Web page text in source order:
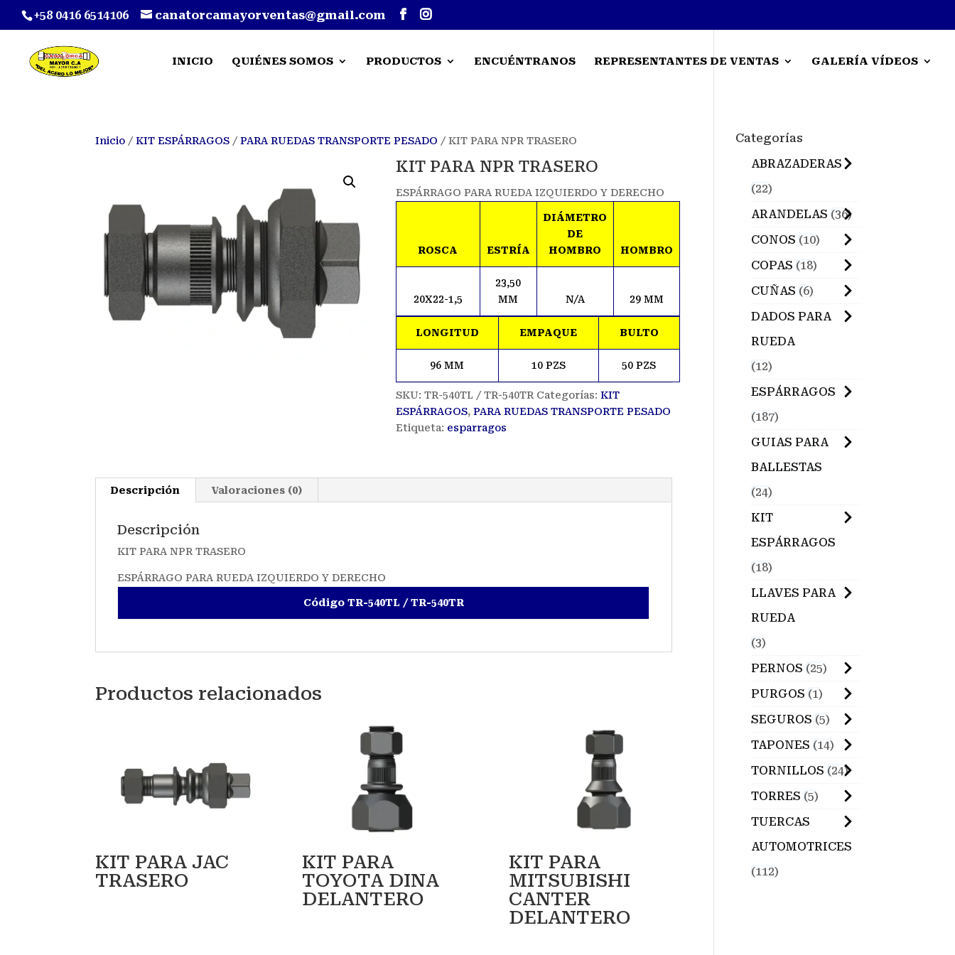
+58 0416 6514106 canatorcamayorventas@gmail.com
INICIO QUIÉNES SOMOS PRODUCTOS ENCUÉNTRANOS REPRESENTANTES DE VENTAS GALERÍA VÍDEOS
Inicio /KIT ESPÁRRAGOS /PARA RUEDAS TRANSPORTE PESADO / KIT PARA NPR TRASERO
KIT PARA NPR TRASERO
ESPÁRRAGO PARA RUEDA IZQUIERDO Y DERECHO
ROSCA ESTRÍA
DIÁMETRO
DE
HOMBRO
HOMBRO
20X22-1,5
23,50
MM
N/A 29 MM
LONGITUD EMPAQUE BULTO
96 MM 10 PZS 50 PZS
SKU: TR-540TL / TR-540TR Categorías: KIT
ESPÁRRAGOS, PARA RUEDAS TRANSPORTE PESADO
Etiqueta: esparragos
Descripción Valoraciones (0)
Descripción
KIT PARA NPR TRASERO
ESPÁRRAGO PARA RUEDA IZQUIERDO Y DERECHO
Código TR-540TL / TR-540TR
Productos relacionados
KIT PARA JAC
TRASERO
KIT PARA
TOYOTA DINA
DELANTERO
KIT PARA
MITSUBISHI
CANTER
DELANTERO
Categorías
ABRAZADERAS
22
ARANDELAS 36
CONOS
10
COPAS
18
CUÑAS
6
DADOS PARA
RUEDA
12
ESPÁRRAGOS
187
GUIAS PARA
BALLESTAS
24
KIT
ESPÁRRAGOS
18
LLAVES PARA
RUEDA
3
PERNOS
25
PURGOS
1
SEGUROS 5
TAPONES
14
TORNILLOS
24
TORRES 5
TUERCAS
AUTOMOTRICES
112